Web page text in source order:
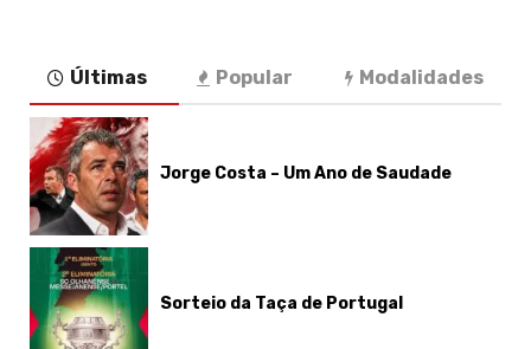
Últimas Popular Modalidades
Jorge Costa – Um Ano de Saudade
Sorteio da Taça de Portugal